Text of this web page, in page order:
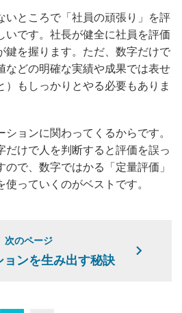
ところで「社員の頑張り」を評
いです。社長が健全に社員を評価
鍵を握ります。ただ、数字だけで
などの明確な実績や成果では表せ
）もしっかりとやる必要もありま
ョンに関わってくるからです。
だけで人を判断すると評価を誤っ
で、数字ではかる「定量評価」
っていくのがベストです。
次のページ
ョンを生み出す秘訣